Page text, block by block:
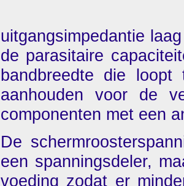
uitgangsimpedantie
de parasitaire
bandbreedte die
aanhouden voor de
componenten met een
De
een spanningsdeler,
voeding zodat er